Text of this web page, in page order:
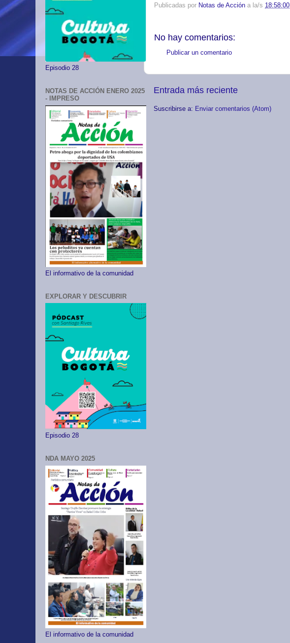
Publicadas por Notas de Acción a la/s 18:58:00
No hay comentarios:
Publicar un comentario
Entrada más reciente
Suscribirse a: Enviar comentarios (Atom)
Episodio 28
NOTAS DE ACCIÓN ENERO 2025
- IMPRESO
El informativo de la comunidad
EXPLORAR Y DESCUBRIR
Episodio 28
NDA MAYO 2025
El informativo de la comunidad